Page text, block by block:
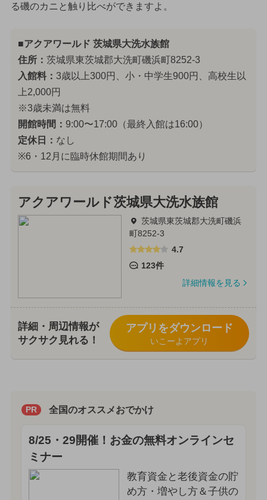
る磯のカニと触り比べができますよ。
■アクアワールド 茨城県大洗水族館
住所： 茨城県東茨城郡大洗町磯浜町8252-3
入館料： 3歳以上300円、小・中学生900円、高校生以
上2,000円
※3歳未満は無料
開館時間： 9:00〜17:00（最終入館は16:00）
定休日： なし
※6・12月に臨時休館期間あり
アクアワールド茨城県大洗水族館
茨城県東茨城郡大洗町磯浜
町8252-3
4.7
123件
詳細情報を見る
詳細・周辺情報が
サクサク見れる！
アプリをダウンロード
いこーよアプリ
PR 全国のオススメおでかけ
8/25・29開催！お金の無料オンラインセ
ミナー
教育資金と老後資金の貯
め方・増やし方＆子供の